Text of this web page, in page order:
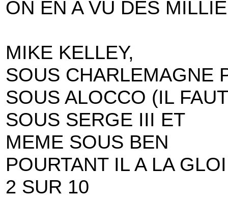
ON EN A VU DES
MIKE KELLEY,
SOUS CHARLEMAGNE
SOUS ALOCCO (IL
SOUS SERGE III ET
MEME SOUS BEN
POURTANT IL A LA
2 SUR 10